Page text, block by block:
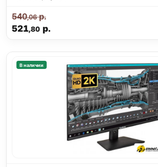
521,80р.
540,06р.
В наличии